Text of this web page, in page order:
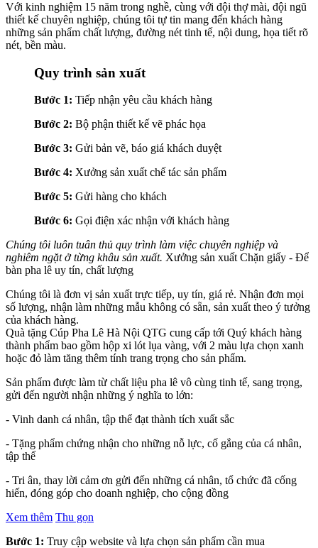
Với kinh nghiệm 15 năm trong nghề, cùng với đội thợ mài, đội ngũ
thiết kế chuyên nghiệp, chúng tôi tự tin mang đến khách hàng
những sản phẩm chất lượng, đường nét tinh tế, nội dung, họa tiết rõ
nét, bền màu.
Quy trình sản xuất
Bước 1: Tiếp nhận yêu cầu khách hàng
Bước 2: Bộ phận thiết kế vẽ phác họa
Bước 3: Gửi bản vẽ, báo giá khách duyệt
Bước 4: Xưởng sản xuất chế tác sản phẩm
Bước 5: Gửi hàng cho khách
Bước 6: Gọi điện xác nhận với khách hàng
Chúng tôi luôn tuân thủ quy trình làm việc chuyên nghiệp và
nghiêm ngặt ở từng khâu sản xuất. Xưởng sản xuất Chặn giấy - Để
bàn pha lê uy tín, chất lượng
Chúng tôi là đơn vị sản xuất trực tiếp, uy tín, giá rẻ. Nhận đơn mọi
số lượng, nhận làm những mẫu không có sẵn, sản xuất theo ý tưởng
của khách hàng.
Quà tặng Cúp Pha Lê Hà Nội QTG cung cấp tới Quý khách hàng
thành phẩm bao gồm hộp xi lót lụa vàng, với 2 màu lựa chọn xanh
hoặc đỏ làm tăng thêm tính trang trọng cho sản phẩm.
Sản phẩm được làm từ chất liệu pha lê vô cùng tinh tế, sang trọng,
gửi đến người nhận những ý nghĩa to lớn:
- Vinh danh cá nhân, tập thể đạt thành tích xuất sắc
- Tặng phẩm chứng nhận cho những nỗ lực, cố gắng của cá nhân,
tập thể
- Tri ân, thay lời cảm ơn gửi đến những cá nhân, tổ chức đã cống
hiến, đóng góp cho doanh nghiệp, cho cộng đồng
Xem thêm Thu gọn
Bước 1: Truy cập website và lựa chọn sản phẩm cần mua